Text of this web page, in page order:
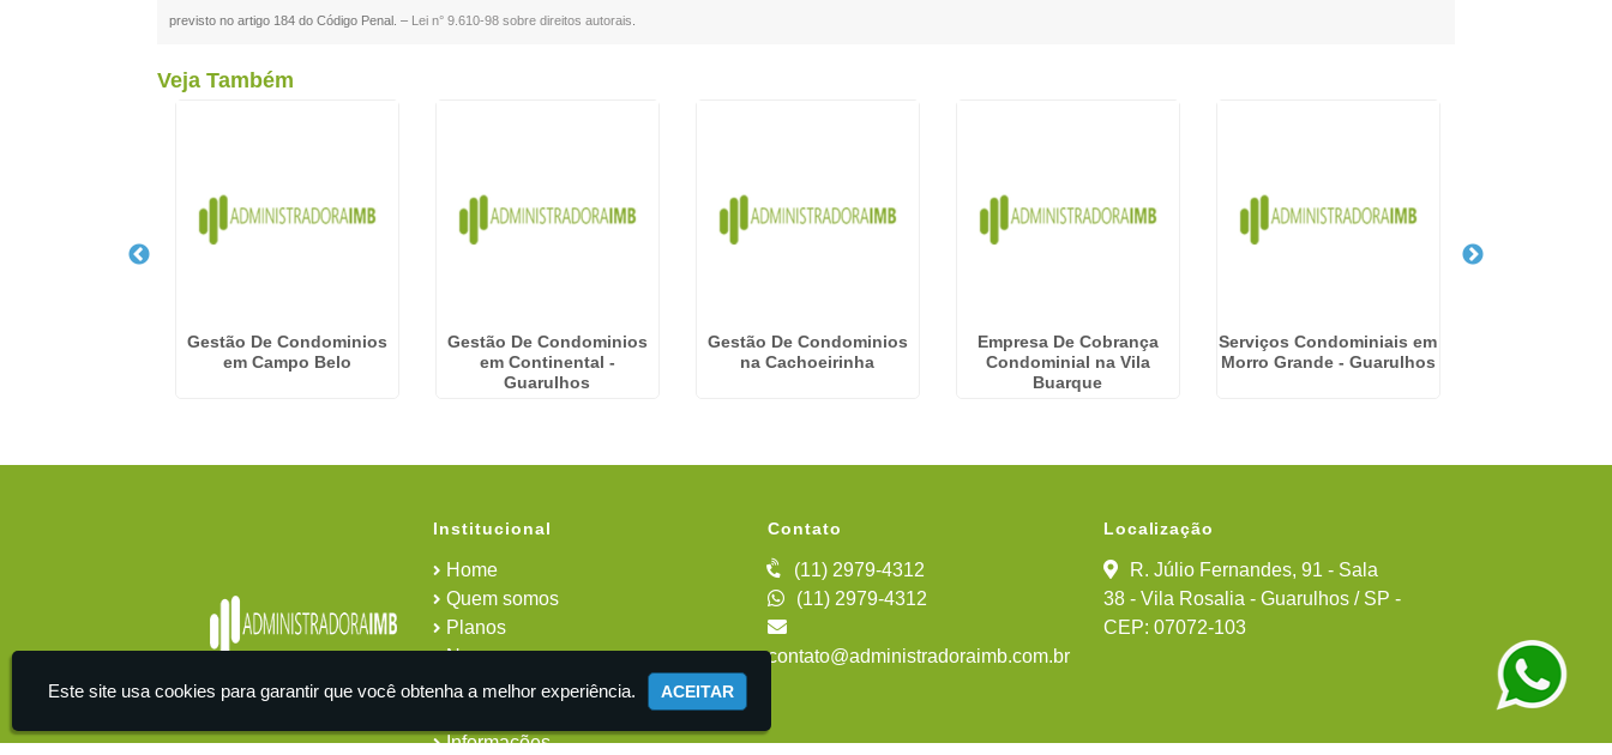
previsto no artigo 184 do Código Penal. – Lei n° 9.610-98 sobre direitos autorais
Veja Também
Gestão De Condominios
em Campo Belo
Gestão De Condominios
em Continental -
Guarulhos
Gestão De Condominios
na Cachoeirinha
Empresa De Cobrança
Condominial na Vila
Buarque
Serviços Condominiais em
Morro Grande - Guarulhos
Institucional
Home
Quem somos
Planos
News
Área do cliente
Informações
Contato
(11) 2979-4312
(11) 2979-4312
contato@administradoraimb.com.br
Localização
R. Júlio Fernandes, 91 - Sala
38 - Vila Rosalia - Guarulhos / SP -
CEP: 07072-103
Este site usa cookies para garantir que você obtenha a melhor experiência. ACEITAR